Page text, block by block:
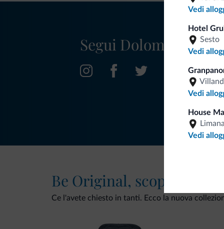
Vedi
Hotel
Sesto
Vedi
Vedi
House
Limana
Vedi
Segui Dolomiti.it
Be Original, scopri la
Ce l'avete chiesto in tanti. Ecco la nuova